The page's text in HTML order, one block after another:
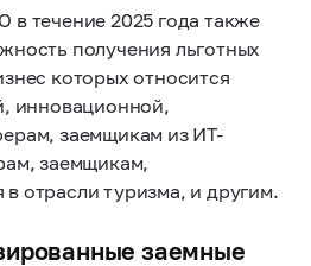
течение 2025 года также
получения льготных
которых относится
инновационной,
заемщикам из ИТ-
заемщикам,
отрасли туризма, и другим.
заемные